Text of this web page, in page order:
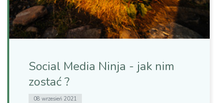
Social Media Ninja - jak nim
zostać ?
08 wrzesień 2021